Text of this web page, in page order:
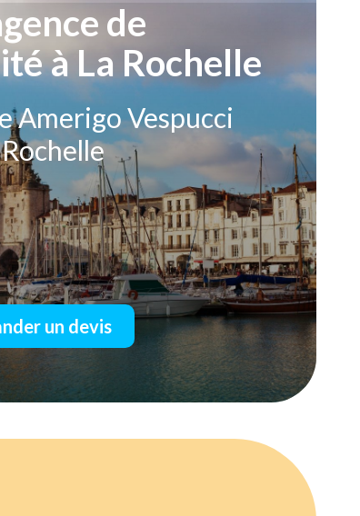
de
à La Rochelle
Amerigo Vespucci
un devis